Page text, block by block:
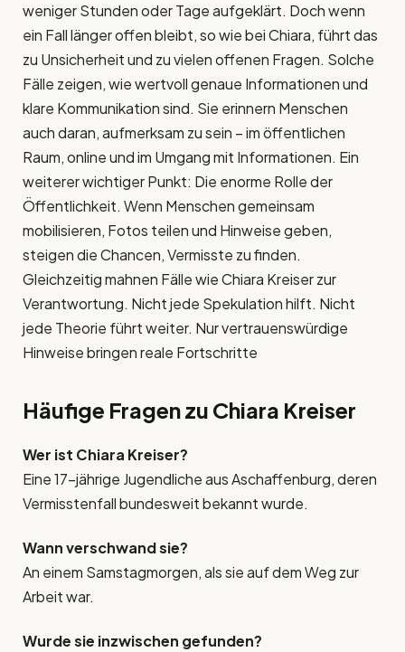
weniger Stunden oder Tage aufgeklärt. Doch wenn
ein Fall länger offen bleibt, so wie bei Chiara, führt das
zu Unsicherheit und zu vielen offenen Fragen. Solche
Fälle zeigen, wie wertvoll genaue Informationen und
klare Kommunikation sind. Sie erinnern Menschen
auch daran, aufmerksam zu sein – im öffentlichen
Raum, online und im Umgang mit Informationen. Ein
weiterer wichtiger Punkt: Die enorme Rolle der
Öffentlichkeit. Wenn Menschen gemeinsam
mobilisieren, Fotos teilen und Hinweise geben,
steigen die Chancen, Vermisste zu finden.
Gleichzeitig mahnen Fälle wie Chiara Kreiser zur
Verantwortung. Nicht jede Spekulation hilft. Nicht
jede Theorie führt weiter. Nur vertrauenswürdige
Hinweise bringen reale Fortschritte
Häufige Fragen zu Chiara Kreiser
Wer ist Chiara Kreiser?
Eine 17-jährige Jugendliche aus Aschaffenburg, deren
Vermisstenfall bundesweit bekannt wurde.
Wann verschwand sie?
An einem Samstagmorgen, als sie auf dem Weg zur
Arbeit war.
Wurde sie inzwischen gefunden?